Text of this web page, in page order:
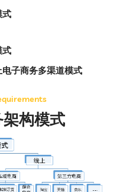
式
式
子商务多渠道模式
构模式